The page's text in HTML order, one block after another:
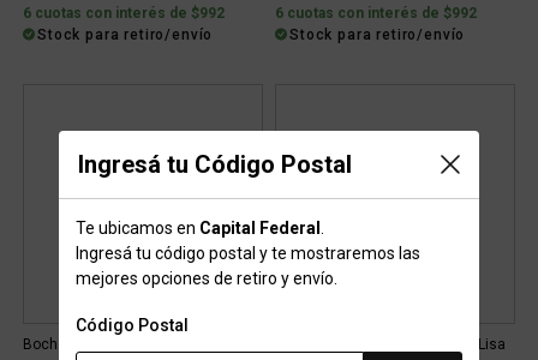
Ingresá tu Código Postal
Te ubicamos en Capital Federal
Ingresá tu código postal y te mostraremos las
mejores opciones de retiro y envío.
Código Postal
6 cuotas con interés de $992
Stock para retiro/envío
6 cuotas con interés de $992
Stock para retiro/envío
Bocha Simbra Match Bochas Hockey Simbra Match Lisa